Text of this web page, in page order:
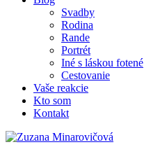
Svadby
Rodina
Rande
Portrét
Iné s láskou fotené
Cestovanie
Vaše reakcie
Kto som
Kontakt